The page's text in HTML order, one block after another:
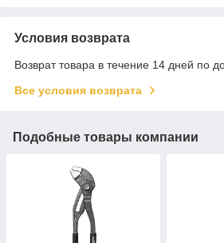
Условия возврата
Возврат товара в течение 14 дней по
Все условия возврата
Подобные товары компании